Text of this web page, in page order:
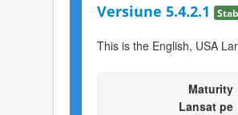
Versiune 5.4.2.1
This is the English, USA
Maturity
Lansat pe